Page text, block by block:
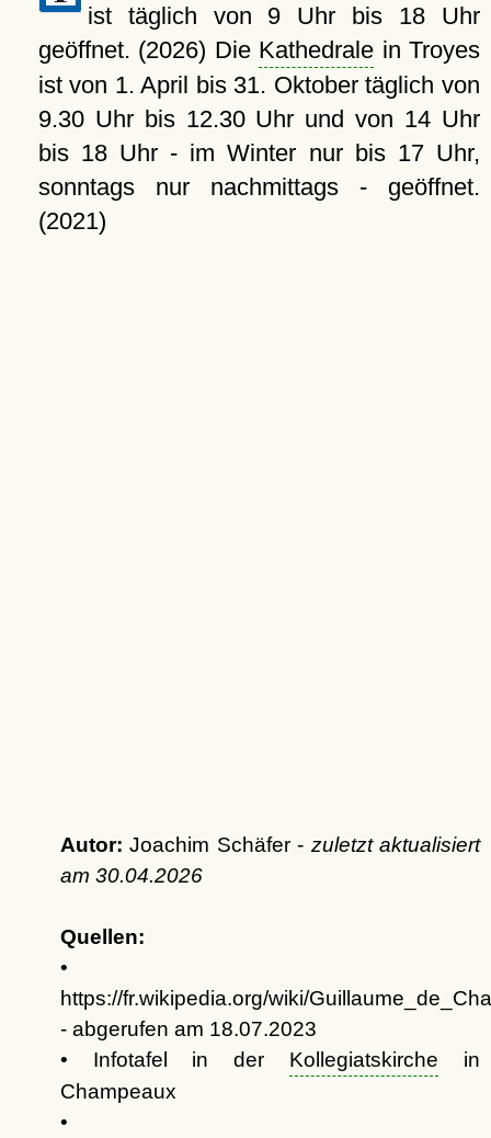
ist täglich von 9 Uhr bis 18 Uhr
geöffnet. (2026) Die Kathedrale in Troyes
ist von 1. April bis 31. Oktober täglich von
9.30 Uhr bis 12.30 Uhr und von 14 Uhr
bis 18 Uhr - im Winter nur bis 17 Uhr,
sonntags nur nachmittags - geöffnet.
(2021)
Autor: Joachim Schäfer - zuletzt aktualisiert
am 30.04.2026
Quellen:
•
https://fr.wikipedia.org/wiki/
- abgerufen am 18.07.2023
• Infotafel in der Kollegiatskirche in
Champeaux
•